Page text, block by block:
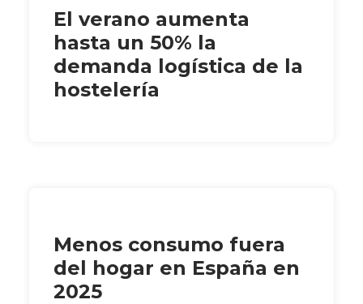
El verano aumenta
hasta un 50% la
demanda logística de la
hostelería
Menos consumo fuera
del hogar en España en
2025